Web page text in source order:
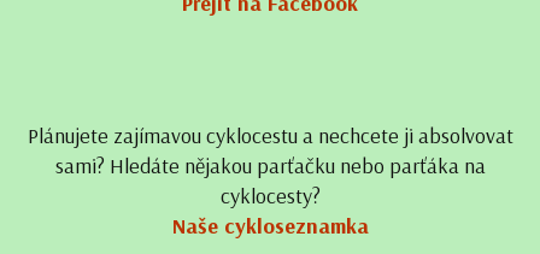
Plánujete zajímavou cyklocestu a nechcete ji absolvovat
sami? Hledáte nějakou parťačku nebo parťáka na
cyklocesty?
Naše cykloseznamka